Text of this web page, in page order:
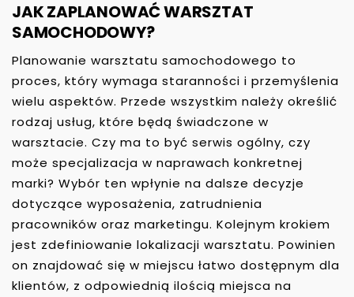
JAK ZAPLANOWAĆ WARSZTAT
SAMOCHODOWY?
Planowanie warsztatu samochodowego to
proces, który wymaga staranności i przemyślenia
wielu aspektów. Przede wszystkim należy określić
rodzaj usług, które będą świadczone w
warsztacie. Czy ma to być serwis ogólny, czy
może specjalizacja w naprawach konkretnej
marki? Wybór ten wpłynie na dalsze decyzje
dotyczące wyposażenia, zatrudnienia
pracowników oraz marketingu. Kolejnym krokiem
jest zdefiniowanie lokalizacji warsztatu. Powinien
on znajdować się w miejscu łatwo dostępnym dla
klientów, z odpowiednią ilością miejsca na